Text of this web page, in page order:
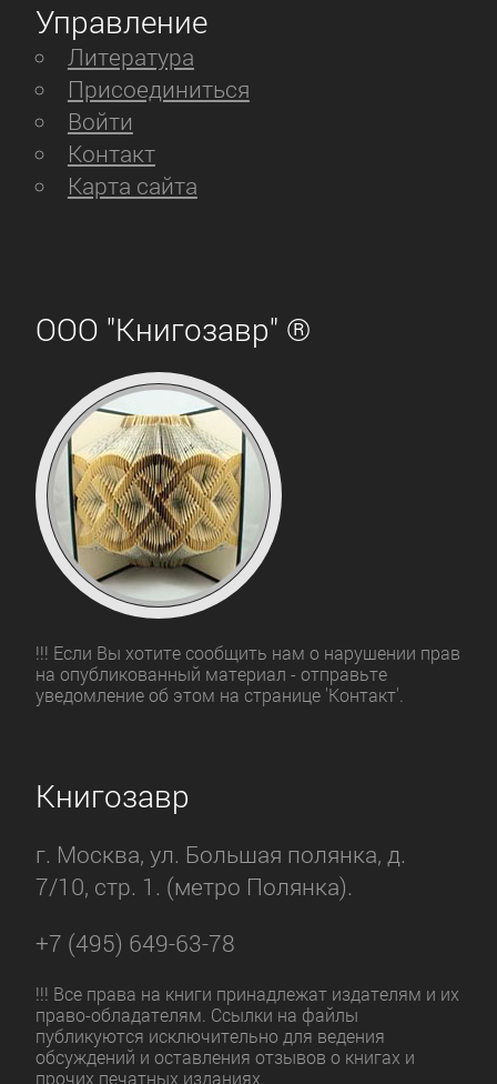
Управление
Литература
Присоединиться
Войти
Контакт
Карта сайта
ООО "Книгозавр" ®
!!! Если Вы хотите сообщить нам о нарушении прав
на опубликованный материал - отправьте
уведомление об этом на странице 'Контакт'.
Книгозавр
г. Москва, ул. Большая полянка, д.
7/10, стр. 1. (метро Полянка).
+7 (495) 649-63-78
!!! Все права на книги принадлежат издателям и их
право-обладателям. Ссылки на файлы
публикуются исключительно для ведения
обсуждений и оставления отзывов о книгах и
прочих печатных изданиях.